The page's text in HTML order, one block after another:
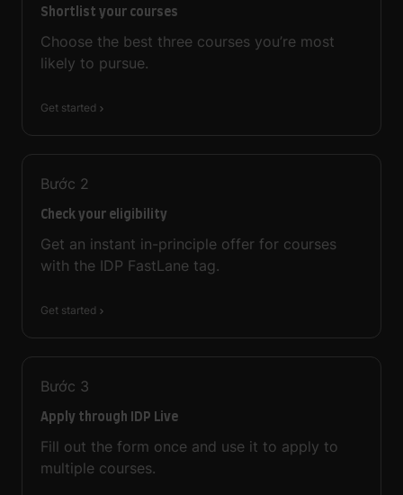
Shortlist your courses
Choose the best three courses you’re most
likely to pursue.
Get started
Bước 2
Check your eligibility
Get an instant in-principle offer for courses
with the IDP FastLane tag.
Get started
Bước 3
Apply through IDP Live
Fill out the form once and use it to apply to
multiple courses.